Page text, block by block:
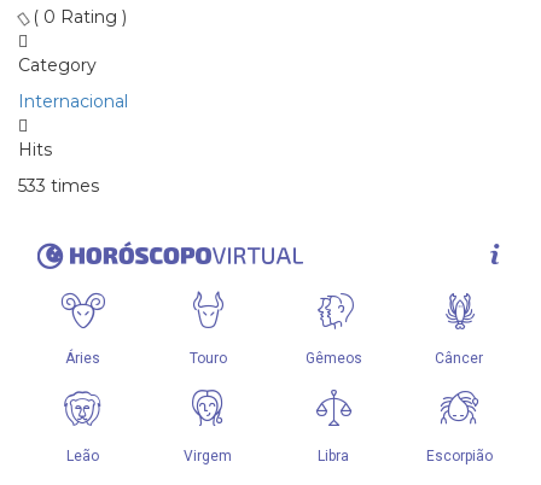
( 0 Rating )
Category
Internacional
Hits
533 times